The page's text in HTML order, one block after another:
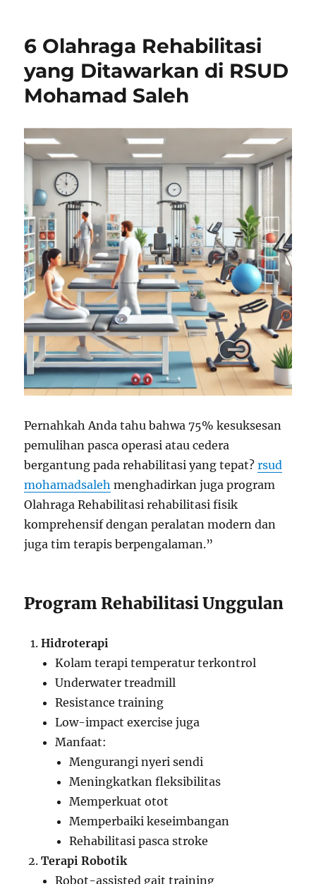
6 Olahraga Rehabilitasi
yang Ditawarkan di RSUD
Mohamad Saleh
Pernahkah Anda tahu bahwa 75% kesuksesan
pemulihan pasca operasi atau cedera
bergantung pada rehabilitasi yang tepat?rsud
mohamadsaleh menghadirkan juga program
Olahraga Rehabilitasi rehabilitasi fisik
komprehensif dengan peralatan modern dan
juga tim terapis berpengalaman.”
Program Rehabilitasi Unggulan
Hidroterapi
Kolam terapi temperatur terkontrol
Underwater treadmill
Resistance training
Low-impact exercise juga
Manfaat:
Mengurangi nyeri sendi
Meningkatkan fleksibilitas
Memperkuat otot
Memperbaiki keseimbangan
Rehabilitasi pasca stroke
Terapi Robotik
Robot-assisted gait training